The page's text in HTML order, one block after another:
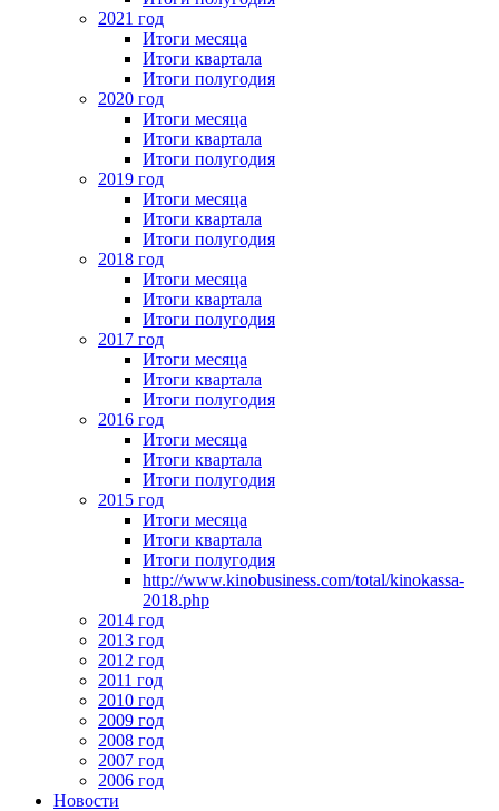
2021 год
Итоги месяца
Итоги квартала
Итоги полугодия
2020 год
Итоги месяца
Итоги квартала
Итоги полугодия
2019 год
Итоги месяца
Итоги квартала
Итоги полугодия
2018 год
Итоги месяца
Итоги квартала
Итоги полугодия
2017 год
Итоги месяца
Итоги квартала
Итоги полугодия
2016 год
Итоги месяца
Итоги квартала
Итоги полугодия
2015 год
Итоги месяца
Итоги квартала
Итоги полугодия
http://www.kinobusiness.com/total/kinokassa-
2018.php
2014 год
2013 год
2012 год
2011 год
2010 год
2009 год
2008 год
2007 год
2006 год
Новости